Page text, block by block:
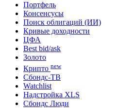
Портфель
Консенсусы
Поиск облигаций (ИИ)
Кривые доходности
ЦФА
Best bid/ask
Золото
Крипто new
Сбондс-ТВ
Watchlist
Надстройка XLS
Сбондс Люди